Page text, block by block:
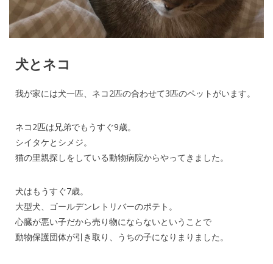
犬とネコ
我が家には犬一匹、ネコ2匹の合わせて3匹のペットがいます。
ネコ2匹は兄弟でもうすぐ9歳。
シイタケとシメジ。
猫の里親探しをしている動物病院からやってきました。
犬はもうすぐ7歳。
大型犬、ゴールデンレトリバーのポテト。
心臓が悪い子だから売り物にならないということで
動物保護団体が引き取り、うちの子になりまりました。